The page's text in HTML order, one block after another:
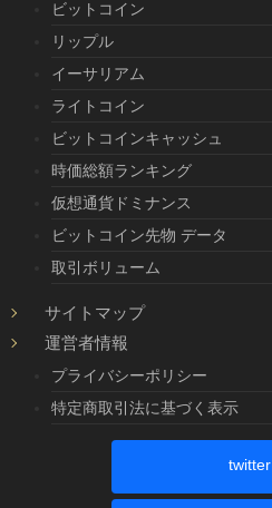
ビットコイン
リップル
イーサリアム
ライトコイン
ビットコインキャッシュ
時価総額ランキング
仮想通貨ドミナンス
ビットコイン先物 データ
取引ボリューム
サイトマップ
運営者情報
プライバシーポリシー
特定商取引法に基づく表示
twitter